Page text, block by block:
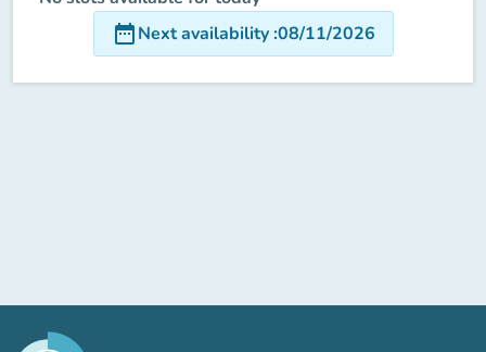
date_rangeNext availability:08/11/2026